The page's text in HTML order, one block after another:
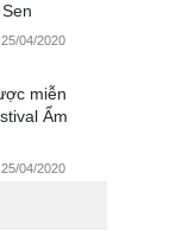
25/04/2020
miễn
Ẩm
25/04/2020